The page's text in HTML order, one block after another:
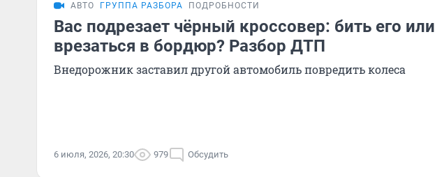
АВТО ГРУППА РАЗБОРА ПОДРОБНОСТИ
Вас подрезает чёрный кроссовер: бить его или
врезаться в бордюр? Разбор ДТП
Внедорожник заставил другой автомобиль повредить колеса
6 июля, 2026, 20:30 979 Обсудить